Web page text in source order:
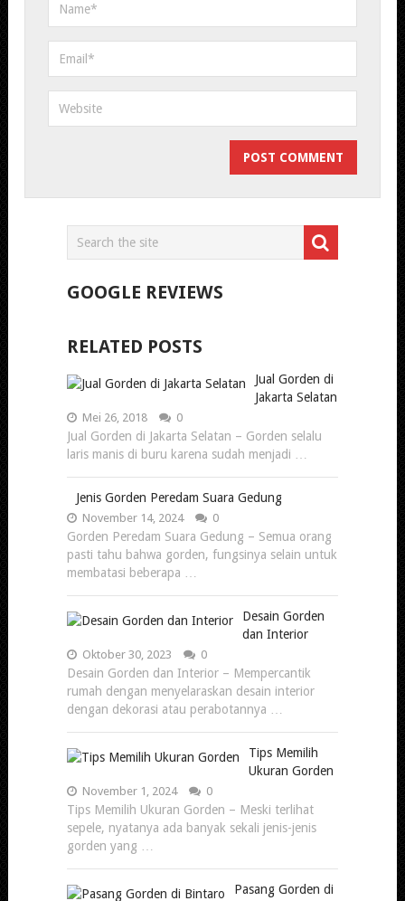
GOOGLE REVIEWS
RELATED POSTS
Jual Gorden di
Jakarta Selatan
Mei 26, 2018 0
Jual Gorden di Jakarta Selatan – Gorden selalu
laris manis di buru karena sudah menjadi …
Jenis Gorden Peredam Suara Gedung
November 14, 2024 0
Gorden Peredam Suara Gedung – Semua orang
pasti tahu bahwa gorden, fungsinya selain untuk
membatasi beberapa …
Desain Gorden
dan Interior
Oktober 30, 2023 0
Desain Gorden dan Interior – Mempercantik
rumah dengan menyelaraskan desain interior
dengan dekorasi atau perabotannya …
Tips Memilih
Ukuran Gorden
November 1, 2024 0
Tips Memilih Ukuran Gorden – Meski terlihat
sepele, nyatanya ada banyak sekali jenis-jenis
gorden yang …
Pasang Gorden di